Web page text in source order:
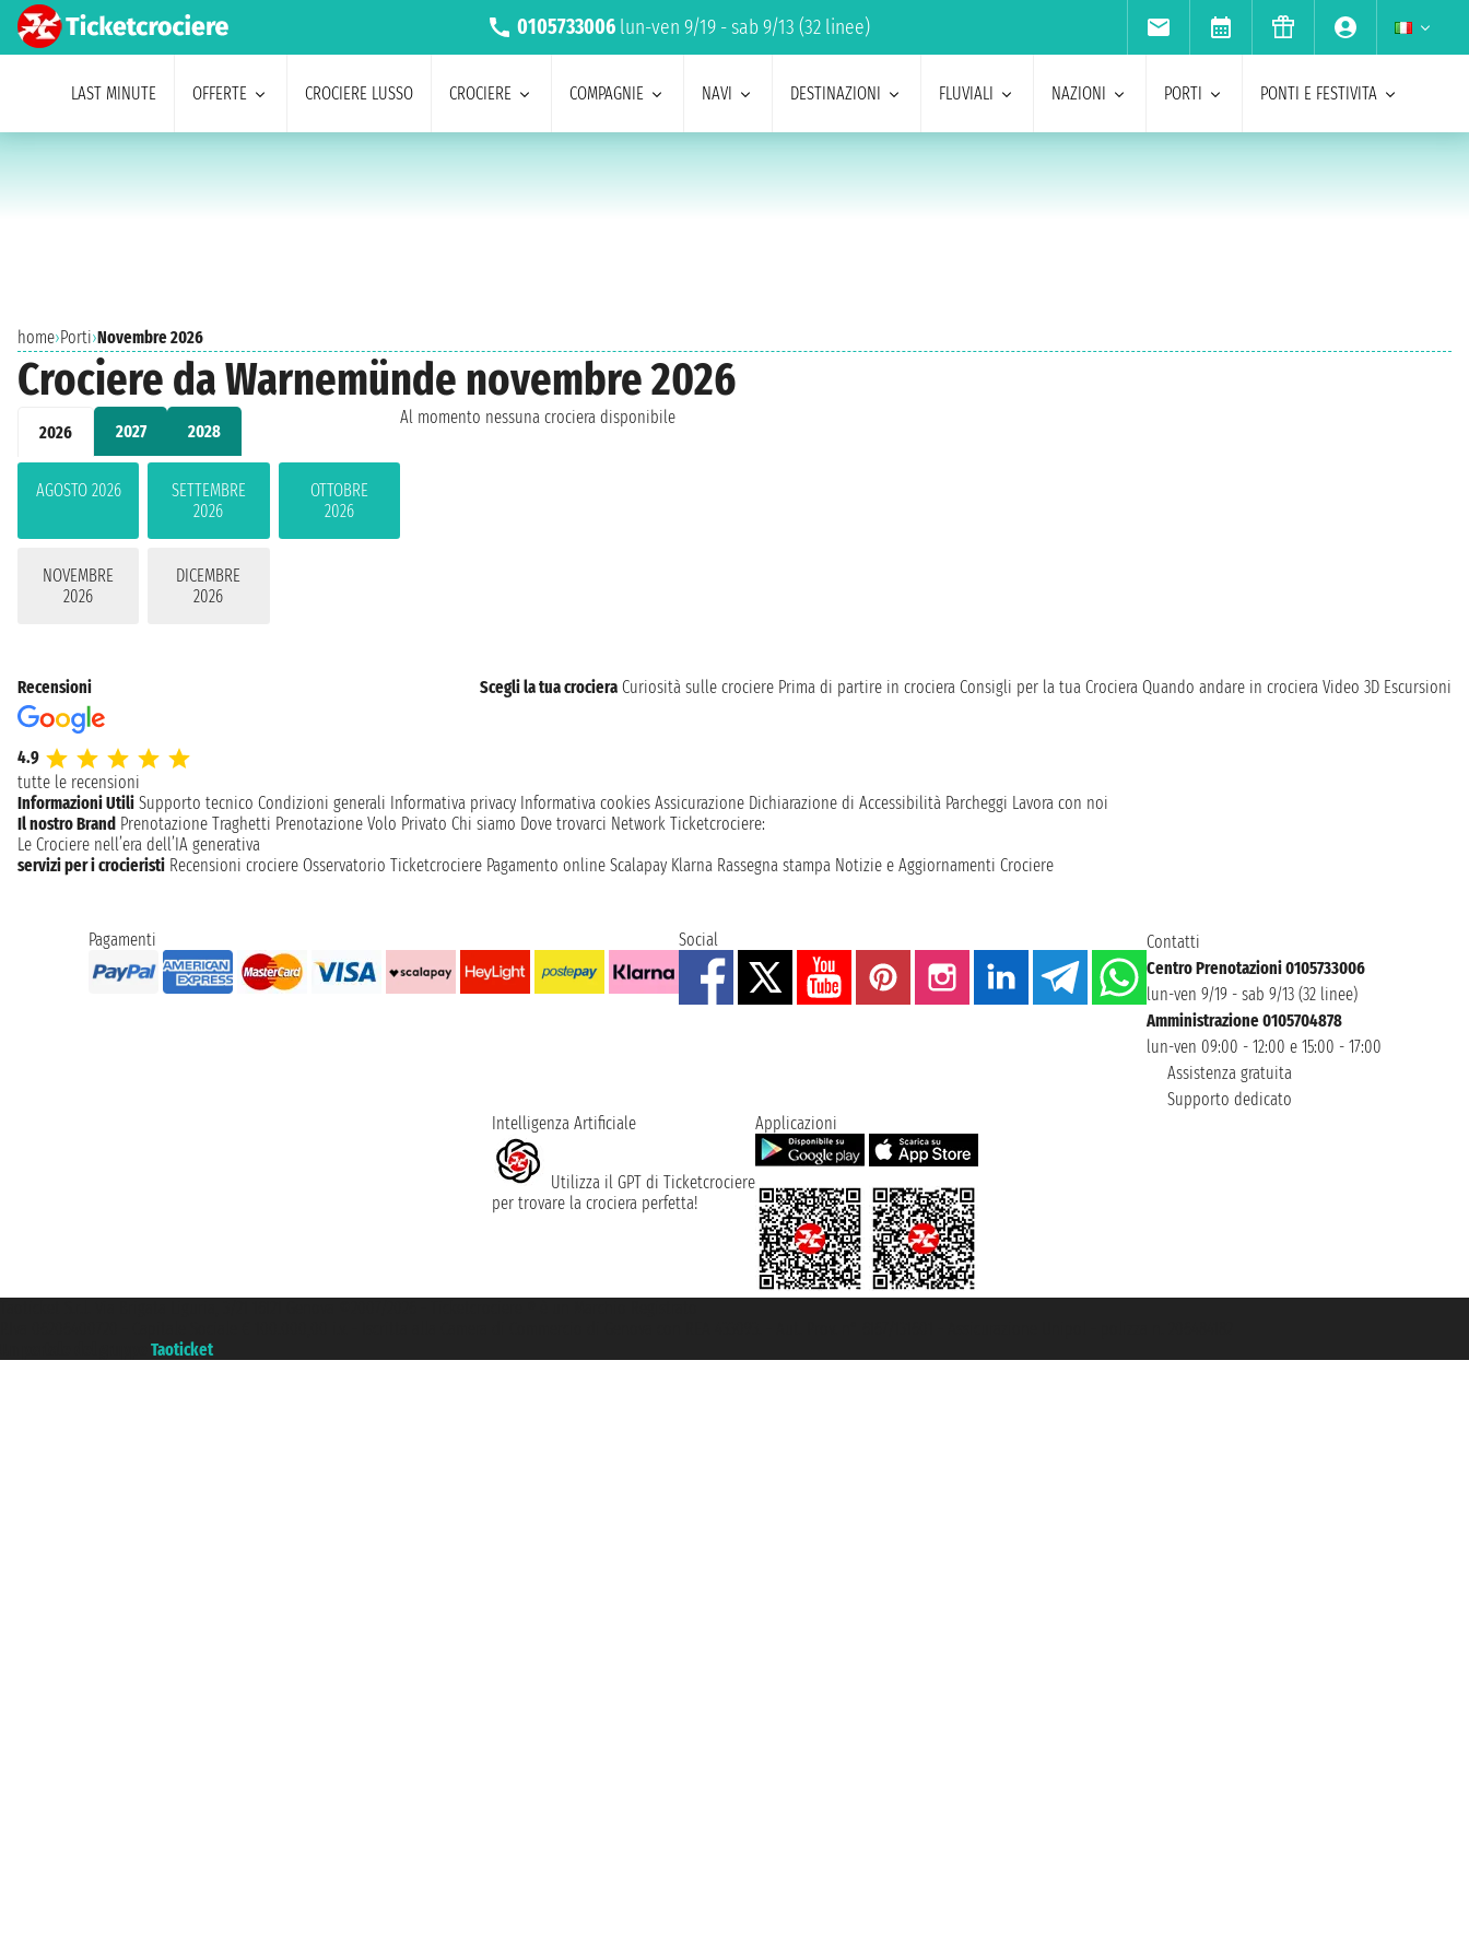
0105733006 lun-ven 9/19 - sab 9/13 (32 linee)
LAST MINUTE OFFERTE CROCIERE LUSSO CROCIERE COMPAGNIE NAVI DESTINAZIONI FLUVIALI NAZIONI PORTI PONTI E FESTIVITA
home›Porti›Novembre 2026
Crociere da Warnemünde novembre 2026
2026 2027 2028
AGOSTO 2026
SETTEMBRE
2026
OTTOBRE
2026
NOVEMBRE
2026
DICEMBRE
2026
Al momento nessuna crociera disponibile
Recensioni
4.9
tutte le recensioni
Scegli la tua crociera Curiosità sulle crociere Prima di partire in crociera Consigli per la tua Crociera Quando andare in crociera Video 3D Escursioni
Informazioni Utili Supporto tecnico Condizioni generali Informativa privacy Informativa cookies Assicurazione Dichiarazione di Accessibilità Parcheggi Lavora con noi
Il nostro Brand Prenotazione Traghetti Prenotazione Volo Privato Chi siamo Dove trovarci Network Ticketcrociere:
Le Crociere nell’era dell’IA generativa
servizi per i crocieristi Recensioni crociere Osservatorio Ticketcrociere Pagamento online Scalapay Klarna Rassegna stampa Notizie e Aggiornamenti Crociere
Pagamenti Social
Contatti
Centro Prenotazioni 0105733006
lun-ven 9/19 - sab 9/13 (32 linee)
Amministrazione 0105704878
lun-ven 09:00 - 12:00 e 15:00 - 17:00
Assistenza gratuita
Supporto dedicato
Intelligenza Artificiale
Utilizza il GPT di Ticketcrociere
per trovare la crociera perfetta!
Applicazioni
Taoticket